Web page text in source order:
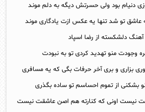
دنیام بود ولی حسرتش دیگه به دلم موند
عاشق تو شد تنها یه عکس ازت یادگاری موند
آهنگ دلشکسته از رضا اسپاد
وجودت منو تهدید کردی تو به نبودت
بزاری و بری آخر حرفات بگی که یه مسافری
بشکنی از تموم احساسم تو ساده بگذری
نیست اونی که کنارته هم اصن عاشقت نیست